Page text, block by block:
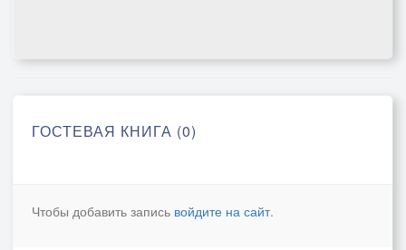
ГОСТЕВАЯ КНИГА (0)
Чтобы добавить запись войдите на сайт.